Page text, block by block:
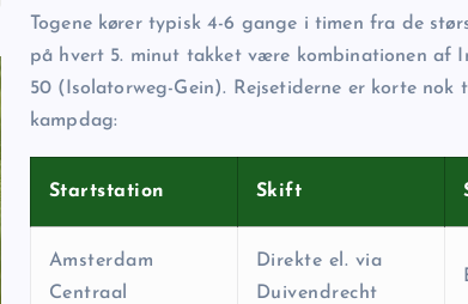
Togene kører typisk 4-6 gange i timen fra de
på hvert 5. minut takket være kombinationen af
50 (Isolatorweg-Gein). Rejsetiderne er korte
kampdag:
Startstation Skift
Amsterdam
Centraal
Direkte el. via
Duivendrecht